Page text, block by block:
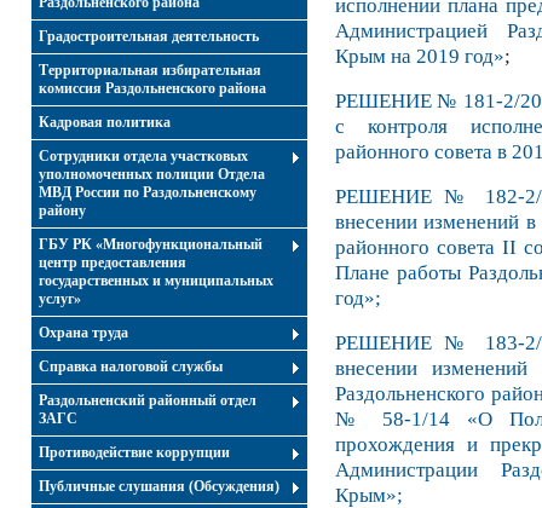
Градостроительная деятельность
Территориальная избирательная
комиссия Раздольненского района
Кадровая политика
Сотрудники отдела участковых
уполномоченных полиции Отдела
МВД России по Раздольненскому
району
ГБУ РК «Многофункциональный
центр предоставления
государственных и муниципальных
услуг»
Охрана труда
Справка налоговой службы
Раздольненский районный отдел
ЗАГС
Противодействие коррупции
Публичные слушания (Обсуждения)
исполнении плана
Администрацией
Крым на 2019 год»;
РЕШЕНИЕ № 181-2/20
с контроля
районного совета в
РЕШЕНИЕ № 182-2/
внесении изменений
районного совета II
Плане работы
год»;
РЕШЕНИЕ № 183-2/
внесении
Раздольненского
№ 58-1/14 «О
прохождения и
Администрации
Крым»;